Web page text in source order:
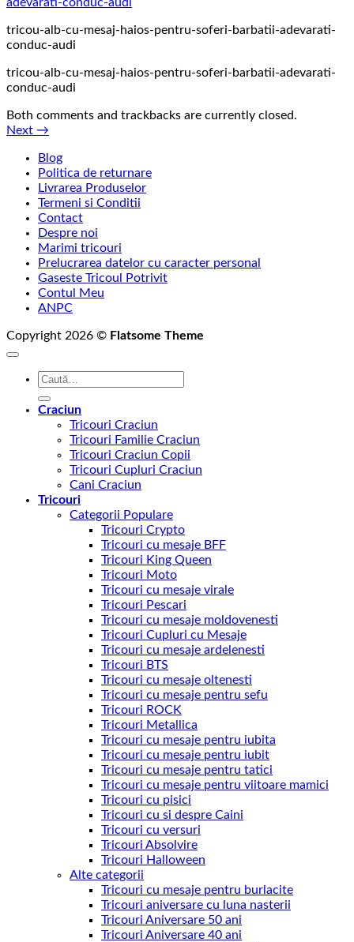
tricou-alb-cu-mesaj-haios-pentru-soferi-barbatii-adevarati-
conduc-audi
tricou-alb-cu-mesaj-haios-pentru-soferi-barbatii-adevarati-
conduc-audi
Both comments and trackbacks are currently closed.
Next →
Blog
Politica de returnare
Livrarea Produselor
Termeni si Conditii
Contact
Despre noi
Marimi tricouri
Prelucrarea datelor cu caracter personal
Gaseste Tricoul Potrivit
Contul Meu
ANPC
Copyright 2026 © Flatsome Theme
Caută
Craciun
Tricouri Craciun
Tricouri Familie Craciun
Tricouri Craciun Copii
Tricouri Cupluri Craciun
Cani Craciun
Tricouri
Categorii Populare
Tricouri Crypto
Tricouri cu mesaje BFF
Tricouri King Queen
Tricouri Moto
Tricouri cu mesaje virale
Tricouri Pescari
Tricouri cu mesaje moldovenesti
Tricouri Cupluri cu Mesaje
Tricouri cu mesaje ardelenesti
Tricouri BTS
Tricouri cu mesaje oltenesti
Tricouri cu mesaje pentru sefu
Tricouri ROCK
Tricouri Metallica
Tricouri cu mesaje pentru iubita
Tricouri cu mesaje pentru iubit
Tricouri cu mesaje pentru tatici
Tricouri cu mesaje pentru viitoare mamici
Tricouri cu pisici
Tricouri cu si despre Caini
Tricouri cu versuri
Tricouri Absolvire
Tricouri Halloween
Alte categorii
Tricouri cu mesaje pentru burlacite
Tricouri aniversare cu luna nasterii
Tricouri Aniversare 50 ani
Tricouri Aniversare 40 ani